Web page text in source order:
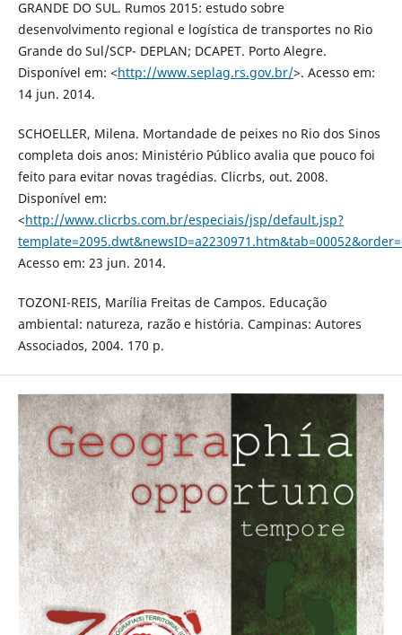
GRANDE DO SUL. Rumos 2015: estudo sobre
desenvolvimento regional e logística de transportes no Rio
Grande do Sul/SCP- DEPLAN; DCAPET. Porto Alegre.
Disponível em: <http://www.seplag.rs.gov.br/>. Acesso em:
14 jun. 2014.
SCHOELLER, Milena. Mortandade de peixes no Rio dos Sinos
completa dois anos: Ministério Público avalia que pouco foi
feito para evitar novas tragédias. Clicrbs, out. 2008.
Disponível em:
<http://www.clicrbs.com.br/especiais/jsp/default.jsp?
Acesso em: 23 jun. 2014.
TOZONI-REIS, Marília Freitas de Campos. Educação
ambiental: natureza, razão e história. Campinas: Autores
Associados, 2004. 170 p.